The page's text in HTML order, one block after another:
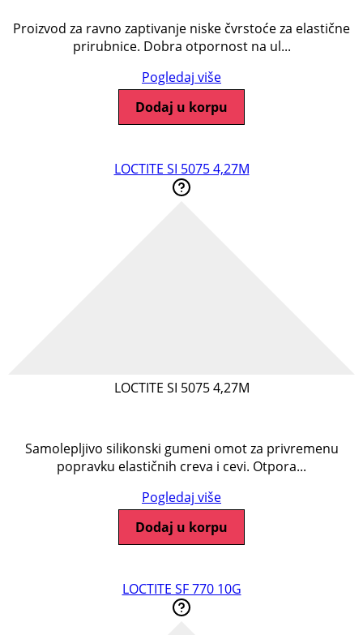
Proizvod za ravno zaptivanje niske čvrstoće za elastične
prirubnice. Dobra otpornost na ul...
Pogledaj više
Dodaj u korpu
LOCTITE SI 5075 4,27M
LOCTITE SI 5075 4,27M
Samolepljivo silikonski gumeni omot za privremenu
popravku elastičnih creva i cevi. Otpora...
Pogledaj više
Dodaj u korpu
LOCTITE SF 770 10G